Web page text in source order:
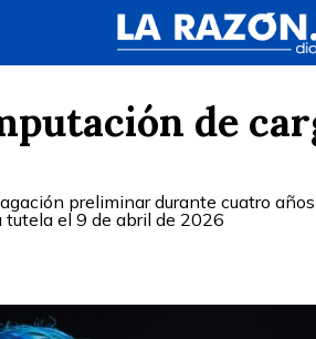
de
preliminar durante cuatro
tutela el 9 de abril de 2026